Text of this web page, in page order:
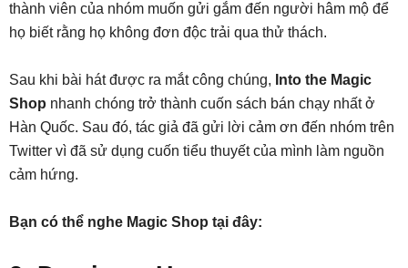
thành viên của nhóm muốn gửi gắm đến người hâm mộ để
họ biết rằng họ không đơn độc trải qua thử thách.
Sau khi bài hát được ra mắt công chúng, Into the Magic
Shop nhanh chóng trở thành cuốn sách bán chạy nhất ở
Hàn Quốc. Sau đó, tác giả đã gửi lời cảm ơn đến nhóm trên
Twitter vì đã sử dụng cuốn tiểu thuyết của mình làm nguồn
cảm hứng.
Bạn có thể nghe Magic Shop tại đây: